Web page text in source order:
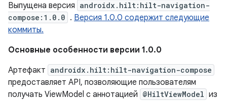
Выпущена версия androidx.hilt:hilt-navigation-
compose:1.0.0 . Версия 1.0.0 содержит следующие
коммиты.
Основные особенности версии 1.0.0
Артефакт androidx.hilt:hilt-navigation-compose
предоставляет API, позволяющие пользователям
получать ViewModel с аннотацией @HiltViewModel из